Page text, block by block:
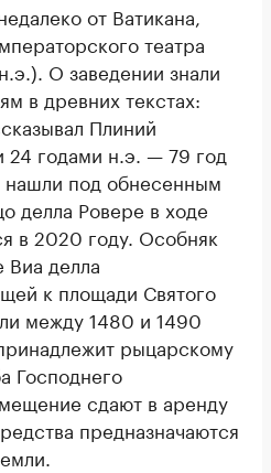
от Ватикана,
театра
О заведении знали
в древних текстах:
Плиний
годами н.э. — 79 год
нашли под обнесенным
делла Ровере в ходе
в 2020 году. Особняк
Виа делла
к площади Святого
между 1480 и 1490
рыцарскому
Господнего
сдают в аренду
предназначаются